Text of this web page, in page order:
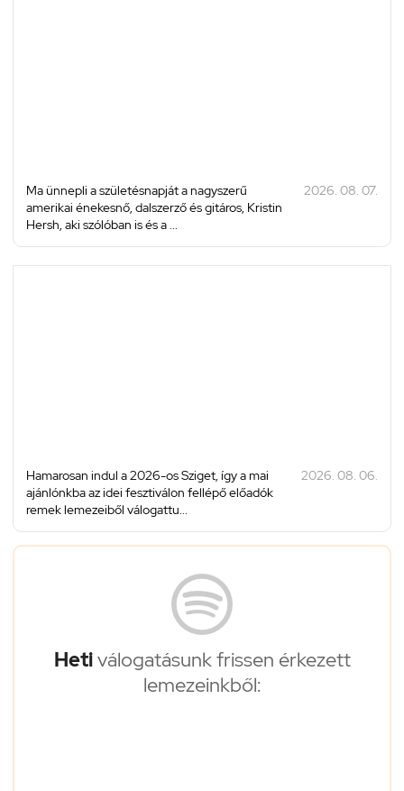
Ma ünnepli a születésnapját a nagyszerű
amerikai énekesnő, dalszerző és gitáros, Kristin
Hersh, aki szólóban is és a ...
2026. 08. 07.
Hamarosan indul a 2026-os Sziget, így a mai
ajánlónkba az idei fesztiválon fellépő előadók
remek lemezeiből válogattu...
2026. 08. 06.
Hetiválogatásunk frissen érkezett
lemezeinkből: